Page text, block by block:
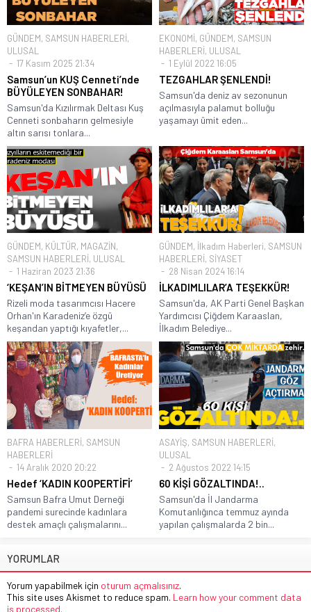
GÜNDEM, SAMSUN HABERLERİ,
ULUSAL
17 Kasım 2025 21:34
Samsun’un KUŞ Cenneti’nde
BÜYÜLEYEN SONBAHAR!
Samsun'da Kızılırmak Deltası Kuş
Cenneti sonbaharın gelmesiyle
altın sarısı tonlara...
EKONOMİ, GÜNDEM, SAMSUN
HABERLERİ, ULUSAL
1 Eylül 2022 16:05
TEZGAHLAR ŞENLENDİ!
Samsun'da deniz av sezonunun
açılmasıyla palamut bolluğu
yaşamayı ümit eden...
GÜNDEM, KÜLTÜR, MAGAZİN,
SAMSUN HABERLERİ, ULUSAL
1 Haziran 2023 21:36
‘KEŞAN’IN BİTMEYEN BÜYÜSÜ
Rizeli moda tasarımcısı Hacere
Orhan'ın Karadeniz’e özgü
keşandan yaptığı kıyafetler,...
GÜNDEM, İlkadım Haberleri, SAMSUN
HABERLERİ, SİYASET
28 Nisan 2024 16:14
İLKADIMLILAR’A TEŞEKKÜR!
Samsun'da, AK Parti Genel Başkan
Yardımcısı Çiğdem Karaaslan,
İlkadım Belediye...
BAFRA HABERLERİ, SAMSUN
HABERLERİ
14 Aralık 2020 20:22
Hedef ‘KADIN KOOPERTİFİ’
Samsun Bafra Umut Derneği
pandemi surecinde kadınlara
destek amaçlı çalışmalarını...
ASAYİŞ, SAMSUN HABERLERİ,
ULUSAL
2 Ağustos 2022 14:15
60 KİŞİ GÖZALTINDA!..
Samsun'da İl Jandarma
Komutanlığınca temmuz ayında
yapılan çalışmalarda 2 bin...
YORUMLAR
Yorum yapabilmek için oturum açmalısınız.
This site uses Akismet to reduce spam. Learn how your comment data
is processed.